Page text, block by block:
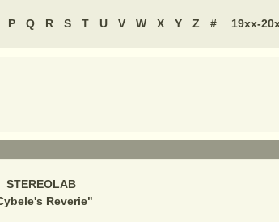
P Q R S T U V W X Y Z # 19xx-
STEREOLAB
Reverie"